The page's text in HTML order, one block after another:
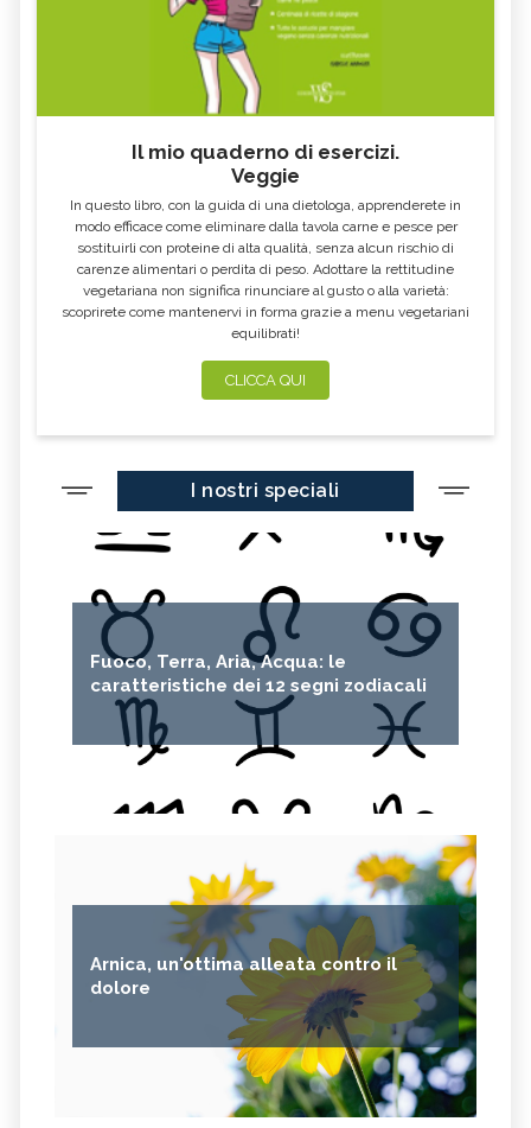
Il mio quaderno di esercizi.
Veggie
In questo libro, con la guida di una dietologa, apprenderete in
modo efficace come eliminare dalla tavola carne e pesce per
sostituirli con proteine di alta qualità, senza alcun rischio di
carenze alimentari o perdita di peso. Adottare la rettitudine
vegetariana non significa rinunciare al gusto o alla varietà:
scoprirete come mantenervi in forma grazie a menu vegetariani
equilibrati!
CLICCA QUI
I nostri speciali
Fuoco, Terra, Aria, Acqua: le
caratteristiche dei 12 segni zodiacali
Arnica, un'ottima alleata contro il
dolore